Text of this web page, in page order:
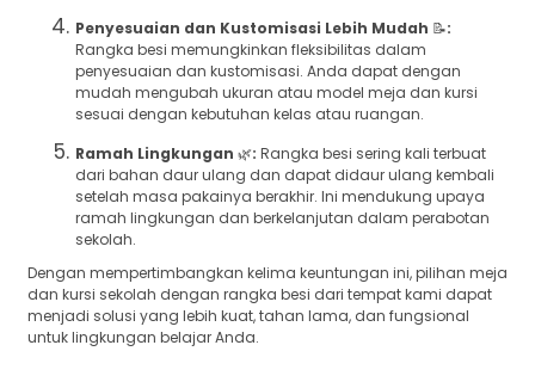
Penyesuaian dan Kustomisasi Lebih Mudah 📝:
Rangka besi memungkinkan fleksibilitas dalam
penyesuaian dan kustomisasi. Anda dapat dengan
mudah mengubah ukuran atau model meja dan kursi
sesuai dengan kebutuhan kelas atau ruangan.
Ramah Lingkungan 🌿: Rangka besi sering kali terbuat
dari bahan daur ulang dan dapat didaur ulang kembali
setelah masa pakainya berakhir. Ini mendukung upaya
ramah lingkungan dan berkelanjutan dalam perabotan
sekolah.
Dengan mempertimbangkan kelima keuntungan ini, pilihan meja
dan kursi sekolah dengan rangka besi dari tempat kami dapat
menjadi solusi yang lebih kuat, tahan lama, dan fungsional
untuk lingkungan belajar Anda.